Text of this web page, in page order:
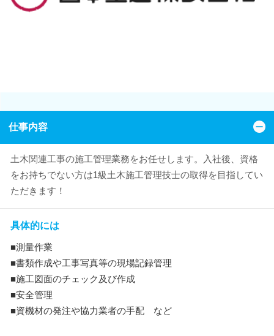
仕事内容
土木関連工事の施工管理業務をお任せします。入社後、資格
をお持ちでない方は1級土木施工管理技士の取得を目指してい
ただきます！
具体的には
■測量作業
■書類作成や工事写真等の現場記録管理
■施工図面のチェック及び作成
■安全管理
■資機材の発注や協力業者の手配 など